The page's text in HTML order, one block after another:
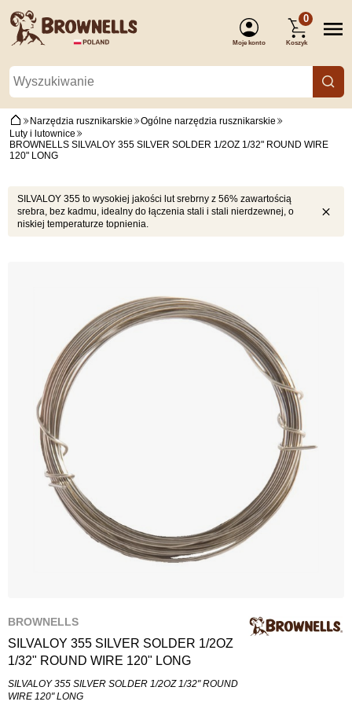
Moje konto
0
Koszyk
Narzędzia rusznikarskie
Ogólne narzędzia rusznikarskie
Luty i lutownice
BROWNELLS SILVALOY 355 SILVER SOLDER 1/2OZ 1/32" ROUND WIRE
120" LONG
SILVALOY 355 to wysokiej jakości lut srebrny z 56% zawartością
srebra, bez kadmu, idealny do łączenia stali i stali nierdzewnej, o
niskiej temperaturze topnienia.
BROWNELLS
SILVALOY 355 SILVER SOLDER 1/2OZ
1/32" ROUND WIRE 120" LONG
SILVALOY 355 SILVER SOLDER 1/2OZ 1/32" ROUND
WIRE 120" LONG